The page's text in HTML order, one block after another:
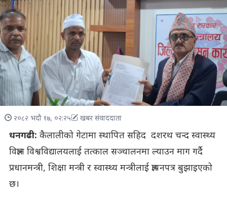
२०८२ भदौ १७, ०२:२५ खबर संवाददाता
धनगढी: कैलालीको गेटामा स्थापित सहिद दशरथ चन्द स्वास्थ्य
विज्ञान विश्वविद्यालयलाई तत्काल सञ्चालनमा ल्याउन माग गर्दै
प्रधानमन्त्री, शिक्षा मन्त्री र स्वास्थ्य मन्त्रीलाई ज्ञापनपत्र बुझाइएको
छ।